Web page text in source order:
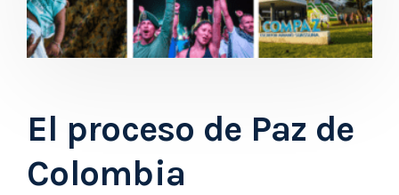
El proceso de Paz de
Colombia